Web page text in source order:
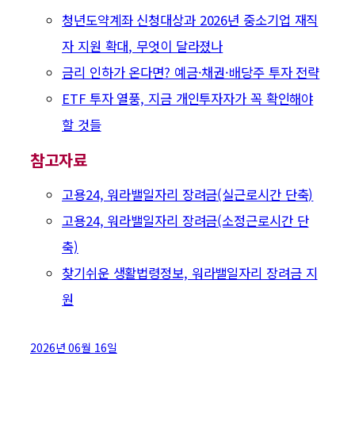
청년도약계좌 신청대상과 2026년 중소기업 재직
자 지원 확대, 무엇이 달라졌나
금리 인하가 온다면? 예금·채권·배당주 투자 전략
ETF 투자 열풍, 지금 개인투자자가 꼭 확인해야
할 것들
참고자료
고용24, 워라밸일자리 장려금(실근로시간 단축)
고용24, 워라밸일자리 장려금(소정근로시간 단
축)
찾기쉬운 생활법령정보, 워라밸일자리 장려금 지
원
2026년 06월 16일